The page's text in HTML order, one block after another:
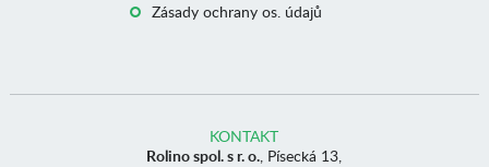
Zásady ochrany os. údajů
KONTAKT
Rolino spol. s r. o., Písecká 13,